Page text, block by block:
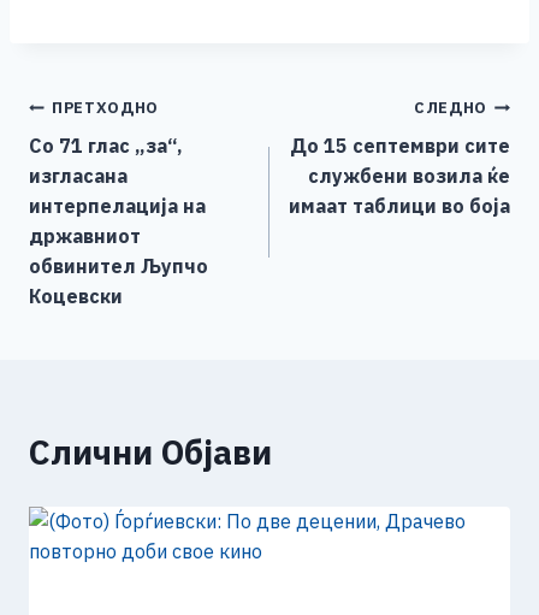
b
o
o
k
n
g
er
A
p
p
Li
n
k
Навигација
на
напис
ПРЕТХОДНО
Со 71 глас „за“,
изгласана
интерпелација на
државниот
обвинител Љупчо
Коцевски
СЛЕДНО
До 15 септември сите
службени возила ќе
имаат таблици во боја
Слични Објави